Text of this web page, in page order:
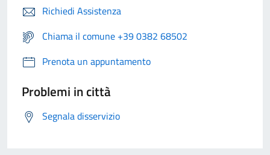
Richiedi Assistenza
Chiama il comune +39 0382 68502
Prenota un appuntamento
Problemi in città
Segnala disservizio